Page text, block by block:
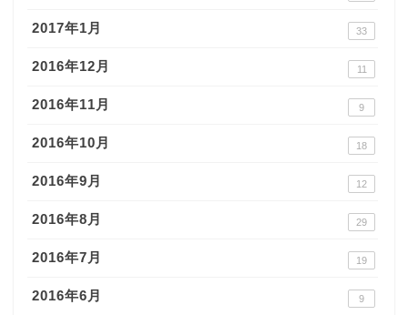
2017年1月 33
2016年12月 11
2016年11月 9
2016年10月 18
2016年9月 12
2016年8月 29
2016年7月 19
2016年6月 9